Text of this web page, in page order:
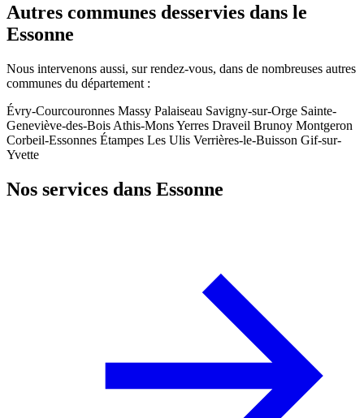
Autres communes desservies dans le
Essonne
Nous intervenons aussi, sur rendez-vous, dans de nombreuses autres
communes du département :
Évry-Courcouronnes Massy Palaiseau Savigny-sur-Orge Sainte-
Geneviève-des-Bois Athis-MonsYerres Draveil Brunoy Montgeron
Corbeil-Essonnes Étampes Les Ulis Verrières-le-Buisson Gif-sur-
Yvette
Nos services dans Essonne